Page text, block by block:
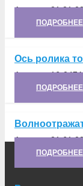
Артикул:
ПОДРОБНЕЕ
Ось ролика
Артикул:16-047А
ПОДРОБНЕЕ
Артикул:
ПОДРОБНЕЕ